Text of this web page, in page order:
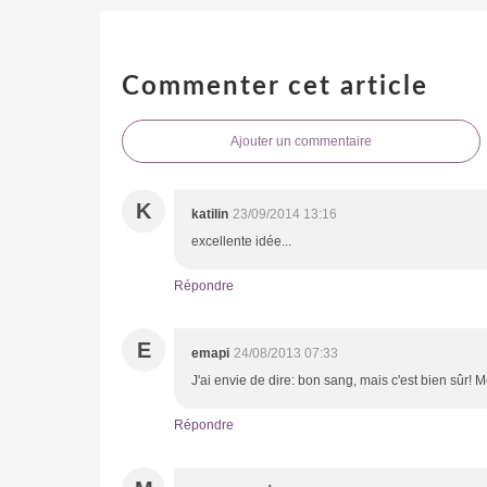
Commenter cet article
Ajouter un commentaire
K katilin 23/09/2014 13:16
excellente idée...
Répondre
E emapi 24/08/2013 07:33
J'ai envie de dire: bon sang, mais c'est bien sûr!
Répondre